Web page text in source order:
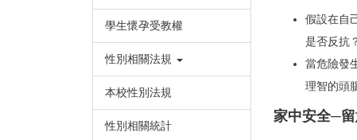
學生懷孕受教權
性別相關法規
本校性別法規
性別相關統計
假設在自
是否反抗
當危險發
理智的頭
家中安全─